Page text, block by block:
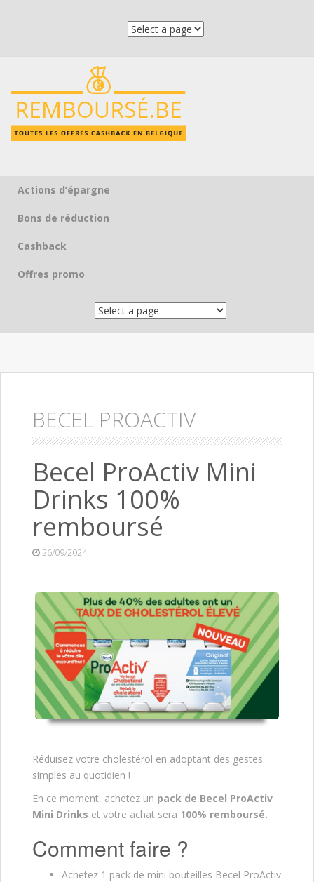
Skip to content
Actions d’épargne
Bons de réduction
Cashback
Offres promo
BECEL PROACTIV
Becel ProActiv Mini
Drinks 100%
remboursé
26/09/2024
Réduisez votre cholestérol en adoptant des gestes
simples au quotidien !
En ce moment, achetez un pack de Becel ProActiv
Mini Drinks et votre achat sera 100% remboursé.
Comment faire ?
Achetez 1 pack de mini bouteilles Becel ProActiv